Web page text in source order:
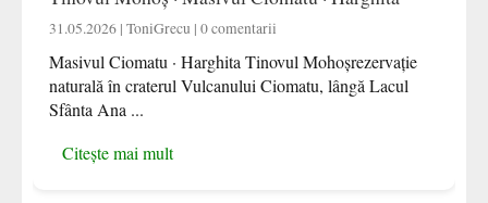
31.05.2026 | ToniGrecu | 0 comentarii
Masivul Ciomatu · Harghita Tinovul Mohoșrezervație
naturală în craterul Vulcanului Ciomatu, lângă Lacul
Sfânta Ana ...
Citește mai mult